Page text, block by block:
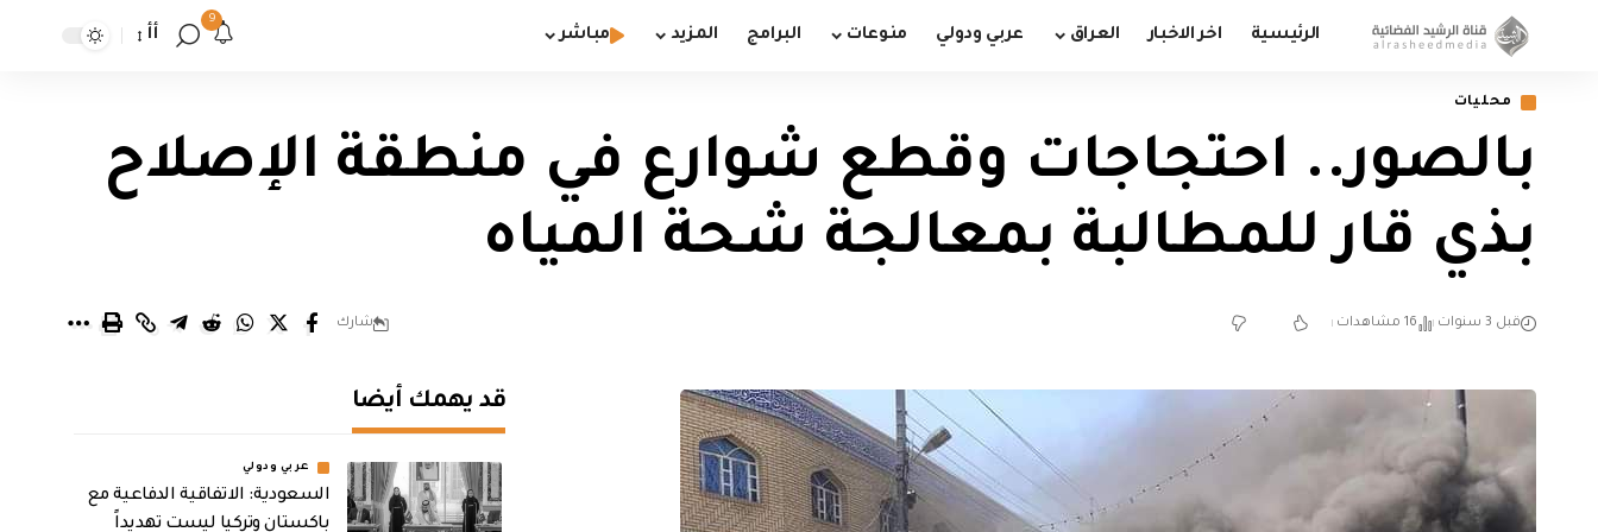
الرئيسية اخر الاخبار العراق عربي ودولي منوعات البرامج المزيد مباشر
9
أأ
محليات
بالصور.. احتجاجات وقطع شوارع في منطقة الإصلاح
بذي قار للمطالبة بمعالجة شحة المياه
قبل 3 سنوات 16 مشاهدات شارك
قد يهمك أيضا
عربي ودولي
السعودية: الاتفاقية الدفاعية مع
باكستان وتركيا ليست تهديداً